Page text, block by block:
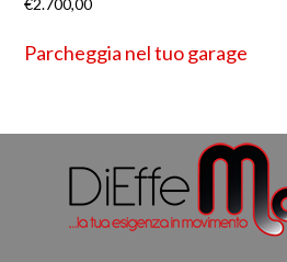
Parcheggia nel tuo garage